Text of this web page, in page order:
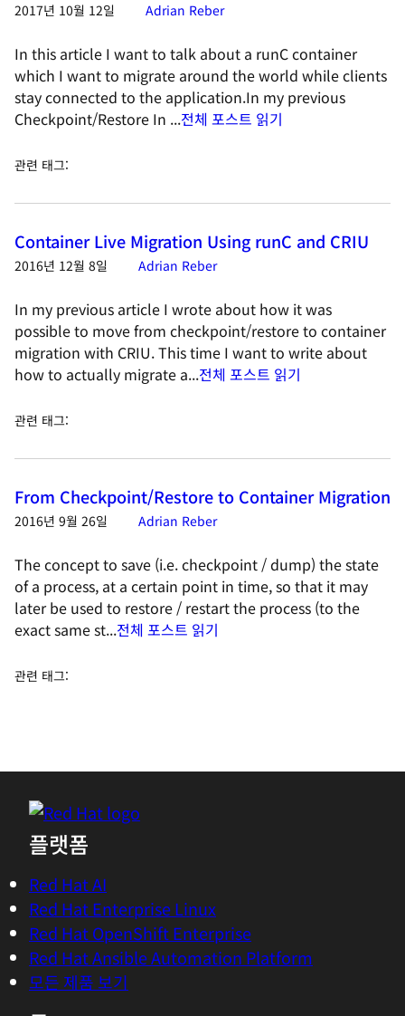
2017년 10월 12일 Adrian Reber
In this article I want to talk about a runC container
which I want to migrate around the world while clients
stay connected to the application.In my previous
Checkpoint/Restore In ...전체 포스트 읽기
관련 태그:
Container Live Migration Using runC and CRIU
2016년 12월 8일 Adrian Reber
In my previous article I wrote about how it was
possible to move from checkpoint/restore to container
migration with CRIU. This time I want to write about
how to actually migrate a...전체 포스트 읽기
관련 태그:
From Checkpoint/Restore to Container Migration
2016년 9월 26일 Adrian Reber
The concept to save (i.e. checkpoint / dump) the state
of a process, at a certain point in time, so that it may
later be used to restore / restart the process (to the
exact same st...전체 포스트 읽기
관련 태그:
플랫폼
Red Hat AI
Red Hat Enterprise Linux
Red Hat OpenShift Enterprise
Red Hat Ansible Automation Platform
모든 제품 보기